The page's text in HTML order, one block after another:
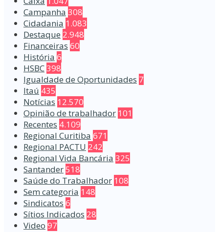
Campanha 308
Cidadania 1.083
Destaque 2.948
Financeiras 60
História 6
HSBC398
Igualdade de Oportunidades 7
Itaú 435
Notícias 12.570
Opinião de trabalhador 101
Recentes 4.109
Regional Curitiba 671
Regional PACTU 242
Regional Vida Bancária 325
Santander518
Saúde do Trabalhador 108
Sem categoria 148
Sindicatos 6
Sítios Indicados 28
Video 97